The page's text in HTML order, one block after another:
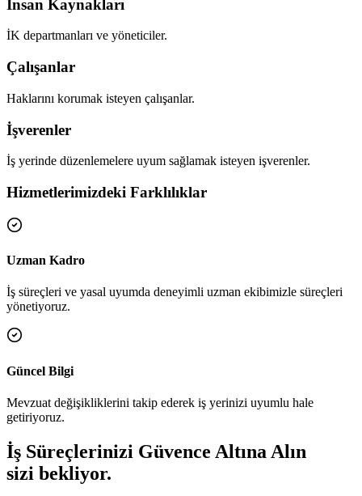
İnsan Kaynakları
İK departmanları ve yöneticiler.
Çalışanlar
Haklarını korumak isteyen çalışanlar.
İşverenler
İş yerinde düzenlemelere uyum sağlamak isteyen işverenler.
Hizmetlerimizdeki Farklılıklar
Uzman Kadro
İş süreçleri ve yasal uyumda deneyimli uzman ekibimizle süreçleri
yönetiyoruz.
Güncel Bilgi
Mevzuat değişikliklerini takip ederek iş yerinizi uyumlu hale
getiriyoruz.
İş Süreçlerinizi Güvence Altına Alın
sizi bekliyor.